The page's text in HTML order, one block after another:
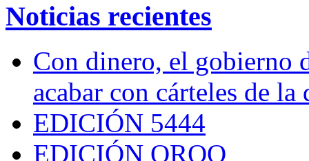
Noticias recientes
Con dinero, el gobierno
acabar con cárteles de la
EDICIÓN 5444
EDICIÓN QROO